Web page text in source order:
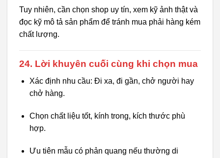
Tuy nhiên, cần chọn shop uy tín, xem kỹ ảnh thật và
đọc kỹ mô tả sản phẩm để tránh mua phải hàng kém
chất lượng.
24. Lời khuyên cuối cùng khi chọn mua
Xác định nhu cầu: Đi xa, đi gần, chở người hay
chở hàng.
Chọn chất liệu tốt, kính trong, kích thước phù
hợp.
Ưu tiên mẫu có phản quang nếu thường di